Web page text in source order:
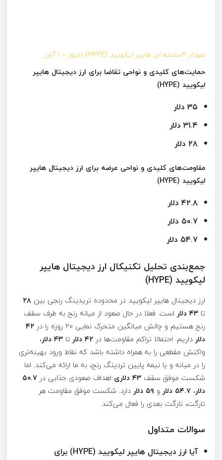
نمودار ۴ساعته ارز هایپر لیکویید (HYPE) امروز – 1 آبان
حمایت‌‌های کلیدی و نواحی تقاضا برای ارز دیجیتال هایپر
لیکویید (HYPE)
۳۵ دلار
۳۱.۴ دلار
۲۸ دلار
مقاومت‌‌های کلیدی و نواحی عرضه برای ارز دیجیتال هایپر
لیکویید (HYPE)
۴۲.۸ دلار
۵۰.۷ دلار
۵۴.۷ دلار
جمع‌بندی تحلیل تکنیکال ارز دیجیتال هایپر
لیکویید (HYPE)
ارز دیجیتال هایپر لیکویید در محدوده تریدینگ رنجی بین
تا ۴۳ دلار
است. فعلا در حال صعود از میانه رنج به طرف سقف
رنج هستیم و چالش میانگین متحرک نمایی ۲۰ روزه را در
۴۲
دلار داریم. احتمالا تراکم مقاومت‌ها در ۴۲ دلار تا ۴۳ دلار
،
واکنش مقطعی را به همراه داشته باشد که نقاط ورود بهینه‌تری
را در میانه و یا نیمه پایین تردینگ رنج، به ما ارائه می‌کند. اما
شکست موفق سقف
اهداف صعودی جذابی در ۵۰.۷
دلار، ۵۴.۷ دلار و
دارد. شکست موفق مقاومت هر
تارگت، تارگت بعدی را فعال می‌کند.
سوالات متداول
آیا ارز دیجیتال هایپر لیکویید (HYPE) برای